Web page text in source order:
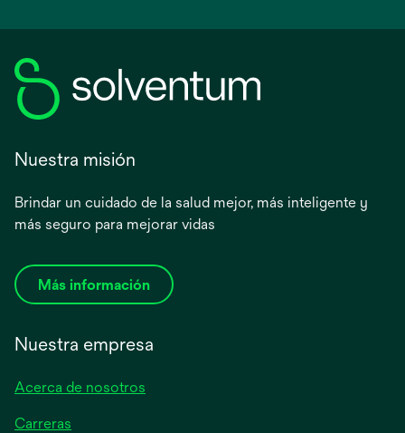
Nuestra misión
Brindar un cuidado de la salud mejor, más inteligente y
más seguro para mejorar vidas
Más información
Nuestra empresa
Acerca de nosotros
Carreras